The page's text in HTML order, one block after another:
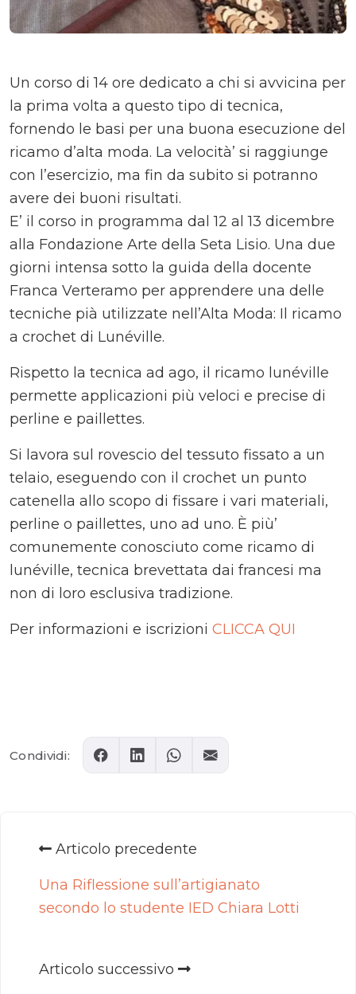
Un corso di 14 ore dedicato a chi si avvicina per
la prima volta a questo tipo di tecnica,
fornendo le basi per una buona esecuzione del
ricamo d’alta moda. La velocità’ si raggiunge
con l’esercizio, ma fin da subito si potranno
avere dei buoni risultati.
E’ il corso in programma dal 12 al 13 dicembre
alla Fondazione Arte della Seta Lisio. Una due
giorni intensa sotto la guida della docente
Franca Verteramo per apprendere una delle
tecniche pià utilizzate nell’Alta Moda: Il ricamo
a crochet di Lunéville.
Rispetto la tecnica ad ago, il ricamo lunéville
permette applicazioni più veloci e precise di
perline e paillettes.
Si lavora sul rovescio del tessuto fissato a un
telaio, eseguendo con il crochet un punto
catenella allo scopo di fissare i vari materiali,
perline o paillettes, uno ad uno. È più’
comunemente conosciuto come ricamo di
lunéville, tecnica brevettata dai francesi ma
non di loro esclusiva tradizione.
Per informazioni e iscrizioni CLICCA QUI
Condividi:
Articolo precedente
Una Riflessione sull’artigianato
secondo lo studente IED Chiara Lotti
Articolo successivo